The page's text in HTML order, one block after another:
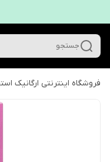
جستجو
فروشگاه اینترنتی ارگانیک